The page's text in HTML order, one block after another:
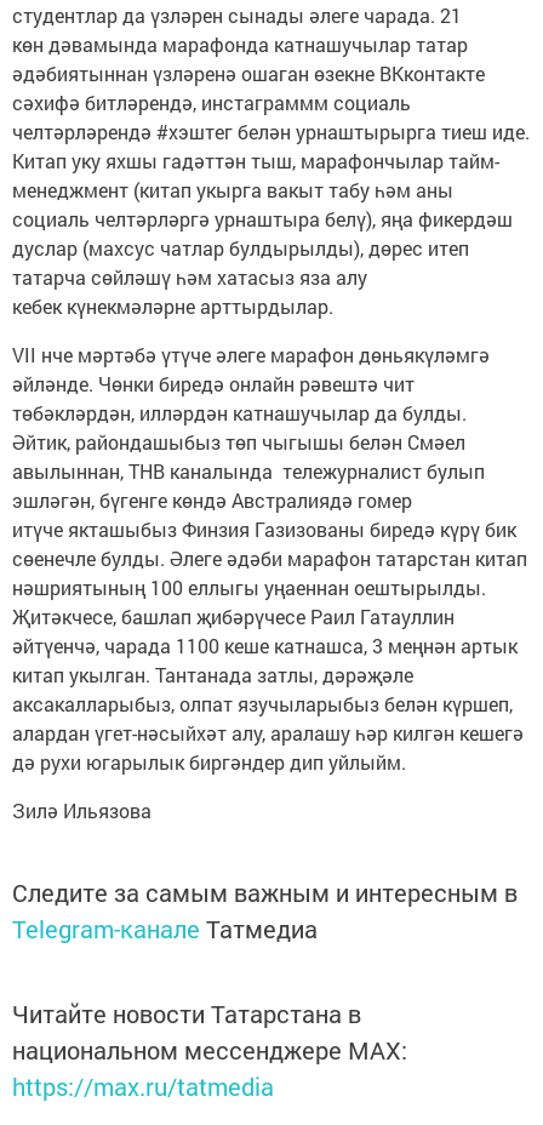
студентлар да үзләрен сынады әлеге чарада. 21
көн дәвамында марафонда катнашучылар татар
әдәбиятыннан үзләренә ошаган өзекне ВКконтакте
сәхифә битләрендә, инстаграммм социаль
челтәрләрендә #хэштег белән урнаштырырга тиеш иде.
Китап уку яхшы гадәттән тыш, марафончылар тайм-
менеджмент (китап укырга вакыт табу һәм аны
социаль челтәрләргә урнаштыра белү), яңа фикердәш
дуслар (махсус чатлар булдырылды), дөрес итеп
татарча сөйләшү һәм хатасыз яза алу
кебек күнекмәләрне арттырдылар.
VII нче мәртәбә үтүче әлеге марафон дөньякүләмгә
әйләнде. Чөнки биредә онлайн рәвештә чит
төбәкләрдән, илләрдән катнашучылар да булды.
Әйтик, райондашыбыз төп чыгышы белән Смәел
авылыннан, ТНВ каналында тележурналист булып
эшләгән, бүгенге көндә Австралиядә гомер
итүче якташыбыз Финзия Газизованы биредә күрү бик
сөенечле булды. Әлеге әдәби марафон татарстан китап
нәшриятының 100 еллыгы уңаеннан оештырылды.
Җитәкчесе, башлап җибәрүчесе Раил Гатауллин
әйтүенчә, чарада 1100 кеше катнашса, 3 меңнән артык
китап укылган. Тантанада затлы, дәрәҗәле
аксакалларыбыз, олпат язучыларыбыз белән күршеп,
алардан үгет-нәсыйхәт алу, аралашу һәр килгән кешегә
дә рухи югарылык биргәндер дип уйлыйм.
Зилә Ильязова
Следите за самым важным и интересным в
Telegram-канале Татмедиа
Читайте новости Татарстана в
национальном мессенджере MАХ:
https://max.ru/tatmedia